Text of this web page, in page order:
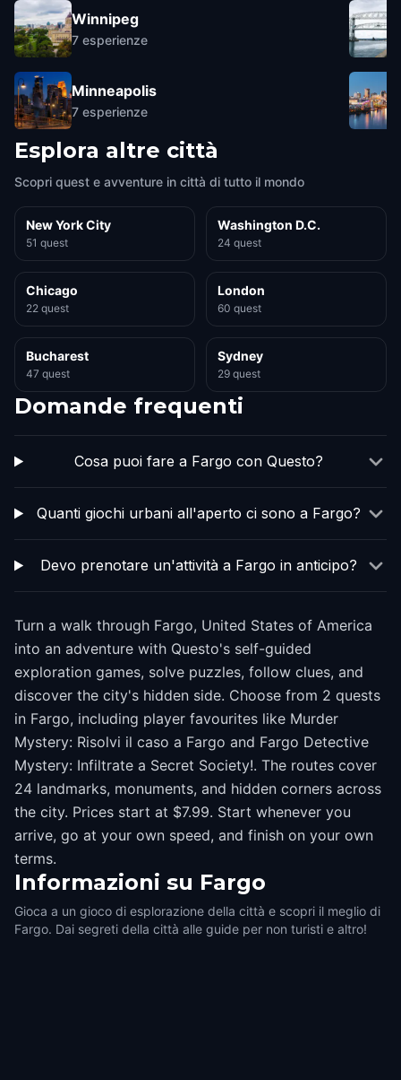
Winnipeg
7 esperienze
Minneapolis
7 esperienze
Esplora altre città
Scopri quest e avventure in città di tutto il mondo
New York City
51 quest
Washington D.C.
24 quest
Chicago
22 quest
London
60 quest
Bucharest
47 quest
Sydney
29 quest
Domande frequenti
Cosa puoi fare a Fargo con Questo?
Quanti giochi urbani all'aperto ci sono a Fargo?
Devo prenotare un'attività a Fargo in anticipo?
Turn a walk through Fargo, United States of America
into an adventure with Questo's self-guided
exploration games, solve puzzles, follow clues, and
discover the city's hidden side. Choose from 2 quests
in Fargo, including player favourites like Murder
Mystery: Risolvi il caso a Fargo and Fargo Detective
Mystery: Infiltrate a Secret Society!. The routes cover
24 landmarks, monuments, and hidden corners across
the city. Prices start at $7.99. Start whenever you
arrive, go at your own speed, and finish on your own
terms.
Informazioni su Fargo
Gioca a un gioco di esplorazione della città e scopri il meglio di
Fargo. Dai segreti della città alle guide per non turisti e altro!